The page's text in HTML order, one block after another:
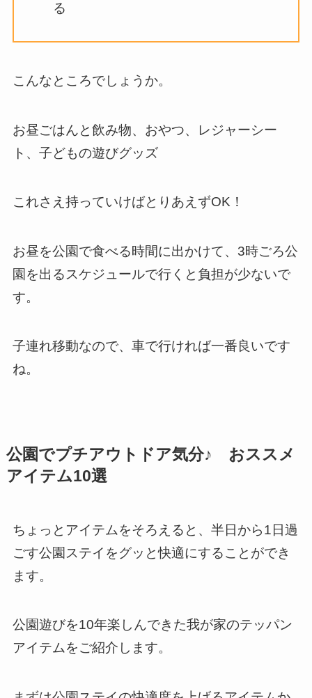
る
こんなところでしょうか。
お昼ごはんと飲み物、おやつ、レジャーシー
ト、子どもの遊びグッズ
これさえ持っていけばとりあえずOK！
お昼を公園で食べる時間に出かけて、3時ごろ公
園を出るスケジュールで行くと負担が少ないで
す。
子連れ移動なので、車で行ければ一番良いです
ね。
公園でプチアウトドア気分♪ おススメ
アイテム10選
ちょっとアイテムをそろえると、半日から1日過
ごす公園ステイをグッと快適にすることができ
ます。
公園遊びを10年楽しんできた我が家のテッパン
アイテムをご紹介します。